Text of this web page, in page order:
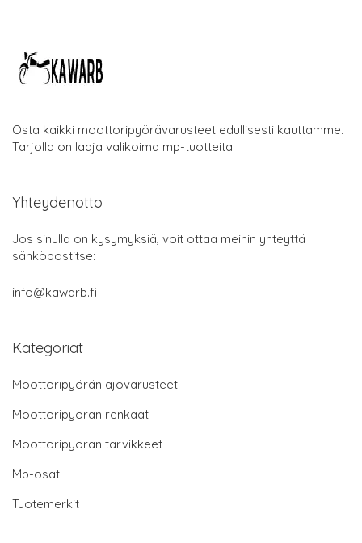
Osta kaikki moottoripyörävarusteet edullisesti kauttamme.
Tarjolla on laaja valikoima mp-tuotteita.
Yhteydenotto
Jos sinulla on kysymyksiä, voit ottaa meihin yhteyttä
sähköpostitse:
info@kawarb.fi
Kategoriat
Moottoripyörän ajovarusteet
Moottoripyörän renkaat
Moottoripyörän tarvikkeet
Mp-osat
Tuotemerkit